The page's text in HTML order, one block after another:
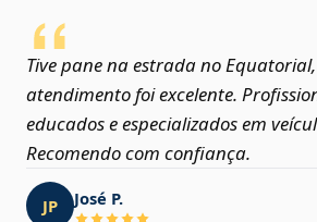
Tive pane na estrada no Equatorial,
atendimento foi excelente.
educados e especializados em
Recomendo com confiança.
JP José P.